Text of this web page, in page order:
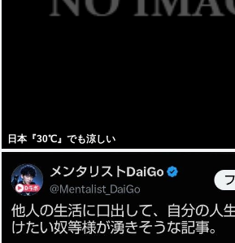
日本『30℃』でも涼しい